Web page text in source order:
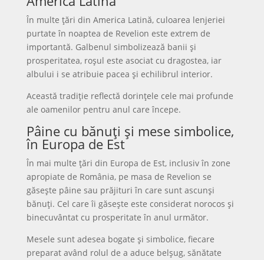
În multe țări din America Latină, culoarea lenjeriei
purtate în noaptea de Revelion este extrem de
importantă. Galbenul simbolizează banii și
prosperitatea, roșul este asociat cu dragostea, iar
albului i se atribuie pacea și echilibrul interior.
Această tradiție reflectă dorințele cele mai profunde
ale oamenilor pentru anul care începe.
Pâine cu bănuți și mese simbolice,
în Europa de Est
În mai multe țări din Europa de Est, inclusiv în zone
apropiate de România, pe masa de Revelion se
găsește pâine sau prăjituri în care sunt ascunși
bănuți. Cel care îi găsește este considerat norocos și
binecuvântat cu prosperitate în anul următor.
Mesele sunt adesea bogate și simbolice, fiecare
preparat având rolul de a aduce belșug, sănătate